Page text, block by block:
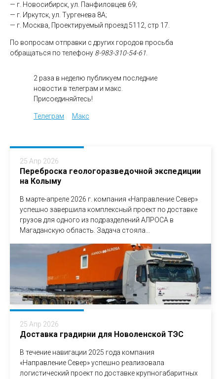
— г. Новосибирск, ул. Панфиловцев 69;
— г. Иркутск, ул. Тургенева 8А;
— г. Москва, Проектируемый проезд 5112, стр 17.
По вопросам отправки с других городов просьба
обращаться по телефону 8-983-310-54-61
2 раза в неделю публикуем последние
новости в телеграм и макс.
Присоединяйтесь!
Телеграм Макс
25 Апр 2026
Переброска геологоразведочной экспедиции
на Колыму
В марте-апреле 2026 г. компания «Направление Север»
успешно завершила комплексный проект по доставке
грузов для одного из подразделений АЛРОСА в
Магаданскую область. Задача стояла...
25 Апр 2026
Доставка градирни для Новоленской ТЭС
В течение навигации 2025 года компания
«Направление Север» успешно реализовала
логистический проект по доставке крупногабаритных